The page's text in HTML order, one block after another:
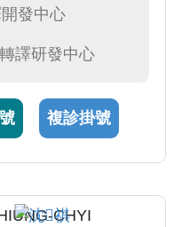
發中心
譯研發中心
複診掛號